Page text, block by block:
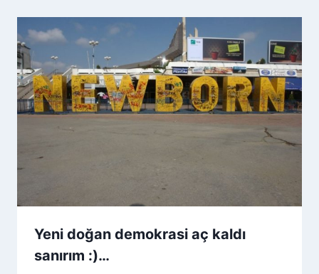
Yeni doğan demokrasi aç kaldı
sanırım :)…